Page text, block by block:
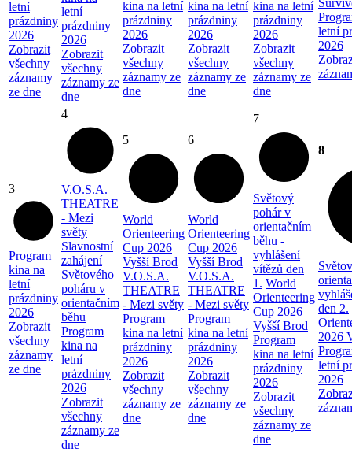
letní
prázdniny
2026
Zobrazit
všechny
záznamy
ze dne
letní
prázdniny
2026
Zobrazit
všechny
záznamy ze
dne
kina na letní
prázdniny
2026
Zobrazit
všechny
záznamy ze
dne
kina na letní
prázdniny
2026
Zobrazit
všechny
záznamy ze
dne
kina na letní
prázdniny
2026
Zobrazit
všechny
záznamy ze
dne
letní
2026
3
Program
kina na
letní
prázdniny
2026
Zobrazit
všechny
záznamy
ze dne
4
V.O.S.A.
THEATRE
- Mezi
světy
Slavnostní
zahájení
Světového
poháru v
orientačním
běhu
Program
kina na
letní
prázdniny
2026
Zobrazit
všechny
záznamy ze
dne
5
World
Orienteering
Cup 2026
Vyšší Brod
V.O.S.A.
THEATRE
- Mezi světy
Program
kina na letní
prázdniny
2026
Zobrazit
všechny
záznamy ze
dne
6
World
Orienteering
Cup 2026
Vyšší Brod
V.O.S.A.
THEATRE
- Mezi světy
Program
kina na letní
prázdniny
2026
Zobrazit
všechny
záznamy ze
dne
7
Světový
pohár v
orientačním
běhu -
vyhlášení
vítězů den
1. World
Orienteering
Cup 2026
Vyšší Brod
Program
kina na letní
prázdniny
2026
Zobrazit
všechny
záznamy ze
dne
8
den 2.
2026
letní
2026